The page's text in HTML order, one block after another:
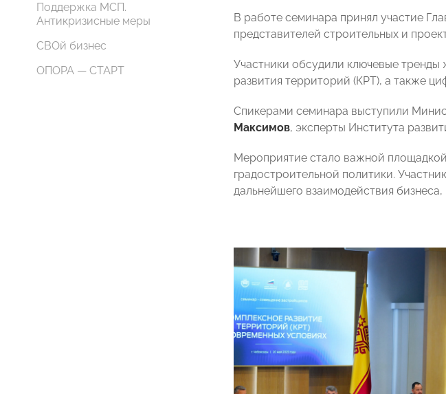
Поддержка МСП.
Антикризисные меры
СВОй бизнес
ОПОРА — СТАРТ
В работе семинара принял участие
представителей строительных и
Участники обсудили ключевые
развития территорий (КРТ), а также
Спикерами семинара выступили
Максимов, эксперты Института
Мероприятие стало важной
градостроительной политики.
дальнейшего взаимодействия